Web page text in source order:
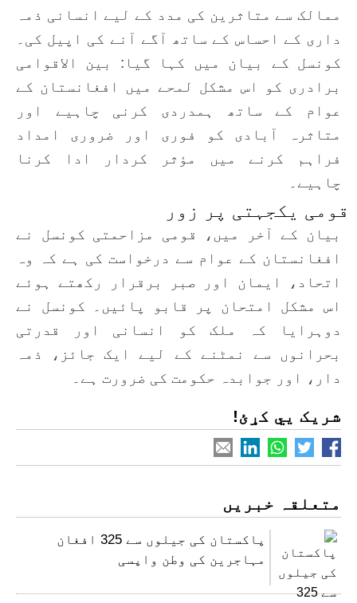
ممالک سے متاثرین کی مدد کے لیے انسانی ذمہ
داری کے احساس کے ساتھ آگے آنے کی اپیل کی۔
کونسل کے بیان میں کہا گیا: بین الاقوامی
برادری کو اس مشکل لمحے میں افغانستان کے
عوام کے ساتھ ہمدردی کرنی چاہیے اور
متاثرہ آبادی کو فوری اور ضروری امداد
فراہم کرنے میں مؤثر کردار ادا کرنا
چاہیے۔
قومی یکجہتی پر زور
بیان کے آخر میں، قومی مزاحمتی کونسل نے
افغانستان کے عوام سے درخواست کی ہے کہ وہ
اتحاد، ایمان اور صبر برقرار رکھتے ہوئے
اس مشکل امتحان پر قابو پائیں۔ کونسل نے
دوہرایا کہ ملک کو انسانی اور قدرتی
بحرانوں سے نمٹنے کے لیے ایک جائز، ذمہ
دار، اور جوابدہ حکومت کی ضرورت ہے۔
شریک یي کړئ!
متعلقہ خبریں
پاکستان کی جیلوں سے 325 افغان
مہاجرین کی وطن واپسی